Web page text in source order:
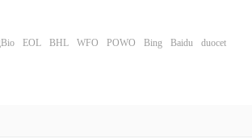
EOL BHL WFO POWO Bing Baidu duocet